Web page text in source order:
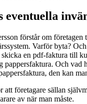
eventuella
förstår om företagen
Varför byta?
skicka en pdf-faktura till
pappersfaktura. Och vad
den kan
att företagare sällan
av när man måste.